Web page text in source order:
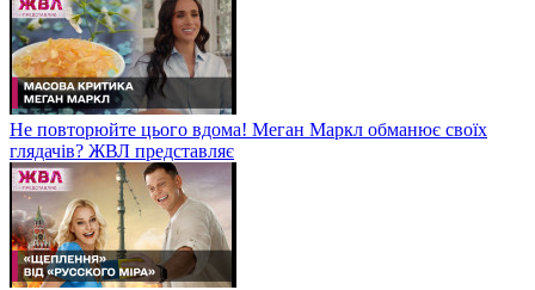
Не повторюйте цього вдома! Меган Маркл обманює своїх
глядачів? ЖВЛ представляє